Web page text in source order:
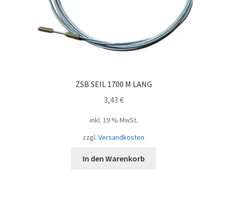
ZSB SEIL 1700 M LANG
3,43 €
inkl. 19 % MwSt.
zzgl. Versandkosten
In den Warenkorb